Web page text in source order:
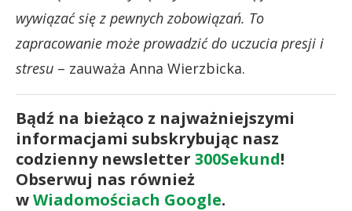
wywiązać się z pewnych zobowiązań. To
zapracowanie może prowadzić do uczucia presji i
stresu – zauważa Anna Wierzbicka.
Bądź na bieżąco z najważniejszymi
informacjami subskrybując nasz
codzienny newsletter 300Sekund!
Obserwuj nas również
wWiadomościach Google.